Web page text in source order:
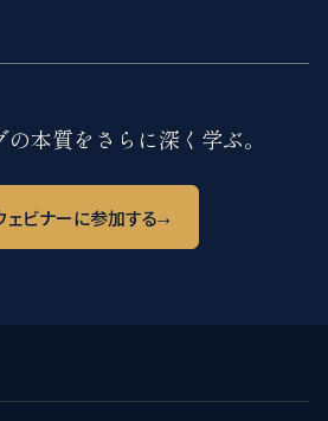
本質をさらに深く学ぶ。
ェビナーに参加する→